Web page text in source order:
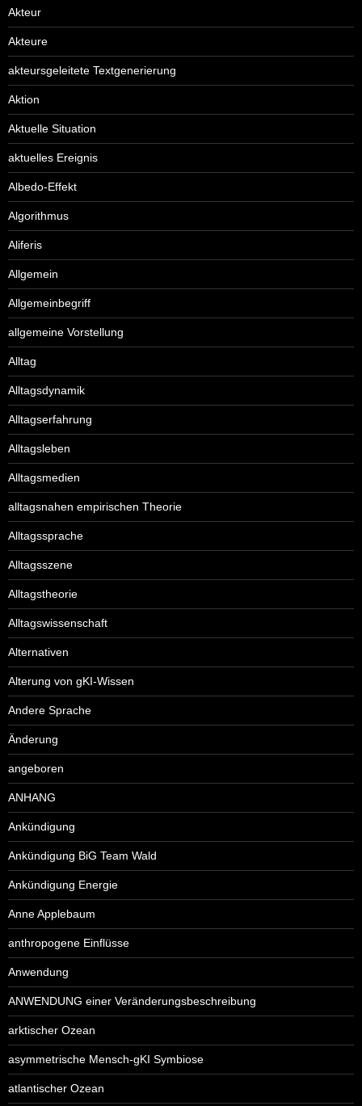
Akteur
Akteure
akteursgeleitete Textgenerierung
Aktion
Aktuelle Situation
aktuelles Ereignis
Albedo-Effekt
Algorithmus
Aliferis
Allgemein
Allgemeinbegriff
allgemeine Vorstellung
Alltag
Alltagsdynamik
Alltagserfahrung
Alltagsleben
Alltagsmedien
alltagsnahen empirischen Theorie
Alltagssprache
Alltagsszene
Alltagstheorie
Alltagswissenschaft
Alternativen
Alterung von gKI-Wissen
Andere Sprache
Änderung
angeboren
ANHANG
Ankündigung
Ankündigung BiG Team Wald
Ankündigung Energie
Anne Applebaum
anthropogene Einflüsse
Anwendung
ANWENDUNG einer Veränderungsbeschreibung
arktischer Ozean
asymmetrische Mensch-gKI Symbiose
atlantischer Ozean